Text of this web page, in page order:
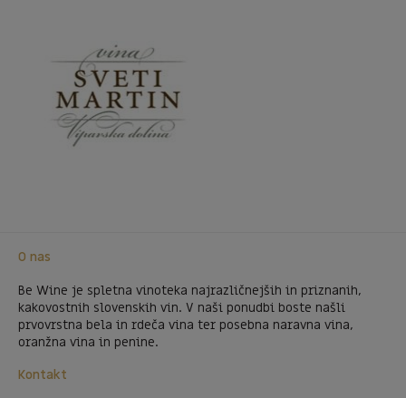
O nas
Be Wine je spletna vinoteka najrazličnejših in priznanih,
kakovostnih slovenskih vin. V naši ponudbi boste našli
prvovrstna bela in rdeča vina ter posebna naravna vina,
oranžna vina in penine.
Kontakt